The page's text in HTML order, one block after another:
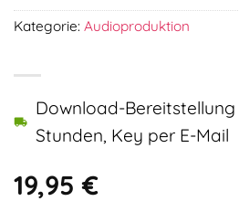
19,95€
Download-Bereitstellung
Stunden, Key per E-Mail
Kategorie: Audioproduktion